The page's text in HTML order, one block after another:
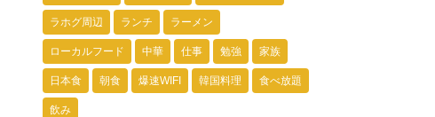
ラホグ周辺 ランチ ラーメン
ローカルフード 中華 仕事 勉強 家族
日本食 朝食 爆速WIFI 韓国料理 食べ放題
飲み